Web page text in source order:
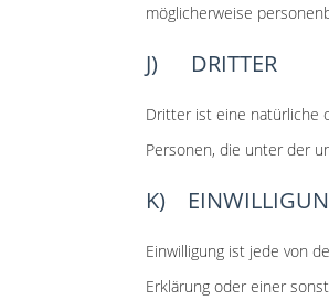
möglicherweise
J) DRITTER
Dritter ist eine natürliche
Personen, die unter der
K)
Einwilligung ist jede von
Erklärung oder einer